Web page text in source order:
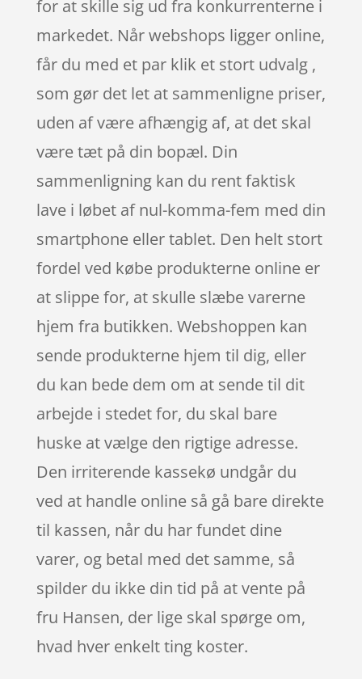
for at skille sig ud fra konkurrenterne i
markedet. Når webshops ligger online,
får du med et par klik et stort udvalg ,
som gør det let at sammenligne priser,
uden af være afhængig af, at det skal
være tæt på din bopæl. Din
sammenligning kan du rent faktisk
lave i løbet af nul-komma-fem med din
smartphone eller tablet. Den helt stort
fordel ved købe produkterne online er
at slippe for, at skulle slæbe varerne
hjem fra butikken. Webshoppen kan
sende produkterne hjem til dig, eller
du kan bede dem om at sende til dit
arbejde i stedet for, du skal bare
huske at vælge den rigtige adresse.
Den irriterende kassekø undgår du
ved at handle online så gå bare direkte
til kassen, når du har fundet dine
varer, og betal med det samme, så
spilder du ikke din tid på at vente på
fru Hansen, der lige skal spørge om,
hvad hver enkelt ting koster.